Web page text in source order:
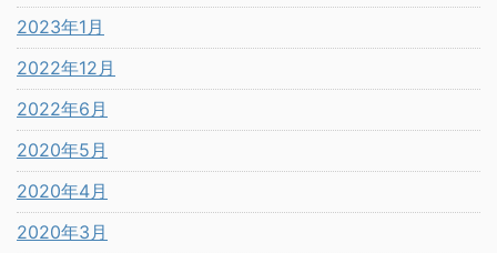
2023年1月
2022年12月
2022年6月
2020年5月
2020年4月
2020年3月